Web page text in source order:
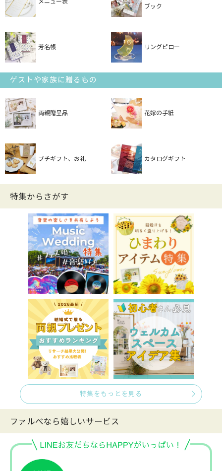
ブック
芳名帳 リングピロー
ゲストや家族に贈るもの
両親贈呈品 花嫁の手紙
プチギフト、お礼 カタログギフト
特集からさがす
特集をもっとを見る
ファルべなら嬉しいサービス